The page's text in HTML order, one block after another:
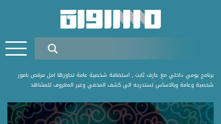
برنامج يومي داخلي مع عازف ثابت ٫ استضافة شخصية عامة تحاورها امل مرقص بامور
شخصية وعامة وبالاساس تستدرجه الى كشف المخفي وغير المعروف للمشاهد